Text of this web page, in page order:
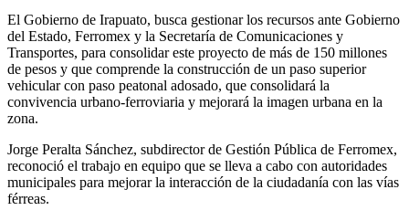
El Gobierno de Irapuato, busca gestionar los recursos ante Gobierno
del Estado, Ferromex y la Secretaría de Comunicaciones y
Transportes, para consolidar este proyecto de más de 150 millones
de pesos y que comprende la construcción de un paso superior
vehicular con paso peatonal adosado, que consolidará la
convivencia urbano-ferroviaria y mejorará la imagen urbana en la
zona.
Jorge Peralta Sánchez, subdirector de Gestión Pública de Ferromex,
reconoció el trabajo en equipo que se lleva a cabo con autoridades
municipales para mejorar la interacción de la ciudadanía con las vías
férreas.